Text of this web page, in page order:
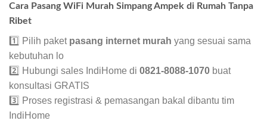
Cara Pasang WiFi Murah Simpang Ampek di Rumah Tanpa
Ribet
1️⃣ Pilih paket pasang internet murah yang sesuai sama
kebutuhan lo
2️⃣ Hubungi sales IndiHome di 0821-8088-1070 buat
konsultasi GRATIS
3️⃣ Proses registrasi & pemasangan bakal dibantu tim
IndiHome